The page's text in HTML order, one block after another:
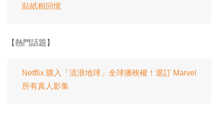
貼紙相回憶
【熱門話題】
Netflix 購入「流浪地球」全球播映權！退訂 Marvel
所有真人影集